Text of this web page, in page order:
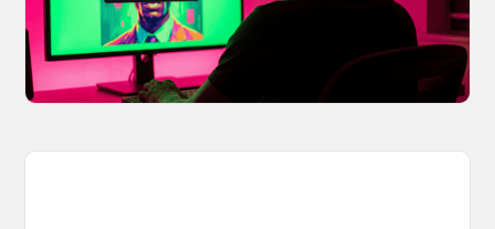
potential IP issues before they leave your
hands.
April 2, 2026